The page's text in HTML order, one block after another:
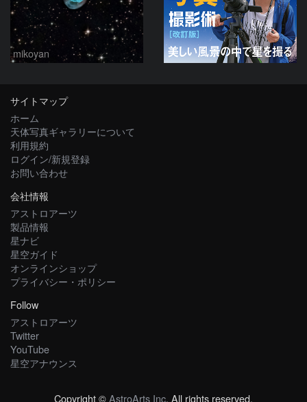
mikoyan
サイトマップ
ホーム
天体写真ギャラリーについて
利用規約
ログイン/新規登録
お問い合わせ
会社情報
アストロアーツ
製品情報
星ナビ
星空ガイド
オンラインショップ
プライバシー・ポリシー
Follow
アストロアーツ
Twitter
YouTube
星空アナウンス
Copyright ©AstroArts Inc. All rights reserved.